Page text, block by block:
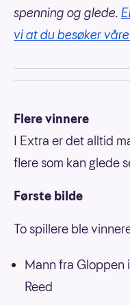
spenning og glede.
vi at du besøker
Flere vinnere
I Extra er det alltid
flere som kan glede
Første bilde
To spillere ble
Mann fra Gloppen
Reed